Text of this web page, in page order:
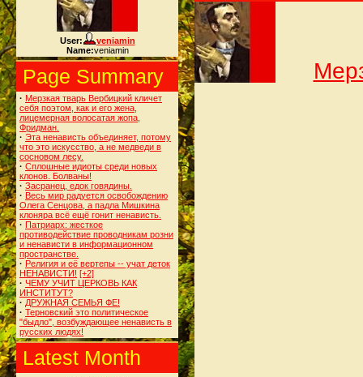
User:
veniamin
Name:veniamin
Page Summary
· Мерзкая тварь Вербицкий кличет
себя поэтом, как и его жена,
лицемерная волосатая жопа,
Фридман.
· Эта ненависть объединяет, потому
что это искусство, а не медведи в
сосновом лесу.
· Сплошные идиоты среди новых
клонов. Болваны!
· Засранец, едок говядины.
· Весь мир радуется освобождению
Олега Сенцова, а падла Мишкина
клоняра всё ещё гонит ненависть.
· Патриарх: жесткое
противодействие проводникам розни
и ненависти в информационном
пространстве.
· Религия и её вертепы -- учат деток
НЕНАВИСТИ! [+2]
· ЧЕМУ УЧИТ ЦЕРКОВЬ КАК
ИНСТИТУТ?
· ДРУЖНАЯ СЕМЬЯ ФЕ!
· Терновский это политическое
"быдло", возбуждающее ненависть в
русских людях!
Latest Month